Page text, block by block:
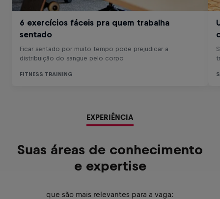
EXPERIÊNCIA
Suas áreas de conhecimento
e expertise
que são mais relevantes para a vaga: